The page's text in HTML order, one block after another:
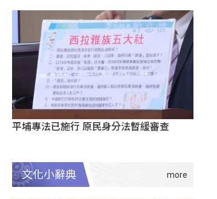
平埔專法已施行 原民身分法暫緩審查
文化小辭典